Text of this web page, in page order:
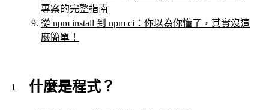
專案的完整指南
從 npm install 到 npm ci：你以為你懂了，其實沒這
麼簡單！
什麼是程式？